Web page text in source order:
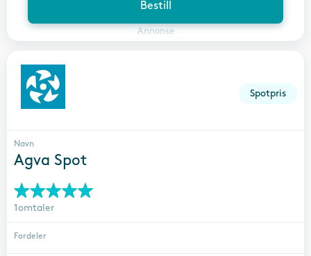
Bestill
Annonse
Spotpris
Navn
Agva Spot
1omtaler
Fordeler